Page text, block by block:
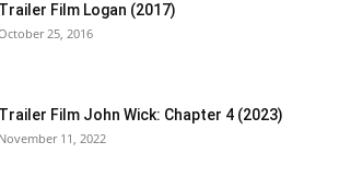
Trailer Film Logan (2017)
25, 2016
Trailer Film John Wick: Chapter 4 (2023)
November 11, 2022